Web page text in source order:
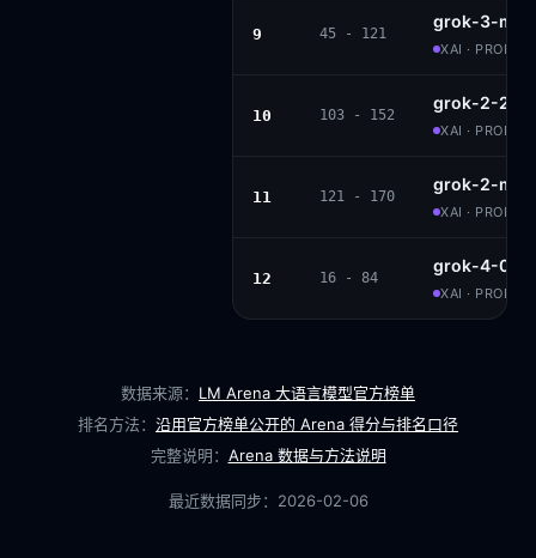
9 45 - 121
grok-3-
XAI ·
10 103 - 152
grok-2-
XAI ·
11 121 - 170
grok-2-
XAI ·
12 16 - 84
grok-4-
XAI ·
数据来源： LM Arena 大语言模型官方榜单
排名方法： 沿用官方榜单公开的 Arena 得分与排名口径
完整说明： Arena 数据与方法说明
最近数据同步： 2026-02-06